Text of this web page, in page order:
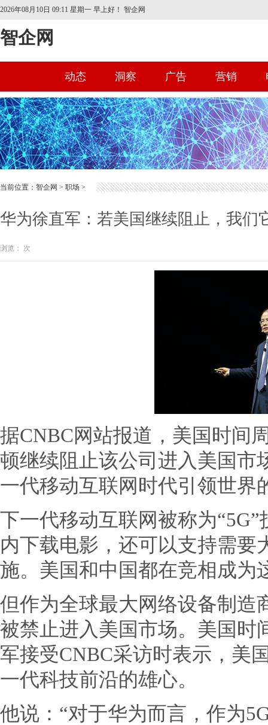
2026年08月10日 09:11 星期一 早上好！ 智企网
智企网
首页
动态 洞察 广告 营销
当前位置： 智企网 > 职场 >
华为徐直军：若美国继续阻止，我们
浏览： 次
据CNBC网站报道，美国时间
顿继续阻止该公司进入美国市
一代移动互联网时代引领世界
下一代移动互联网被称为
内下载电影，还可以支持需要
施。美国和中国都在竞相成为
但作为全球最大网络设备制造
被禁止进入美国市场。美国时
军接受CNBC采访时表示，美
一代科技前沿的雄心。
他说：“对于华为而言，作为